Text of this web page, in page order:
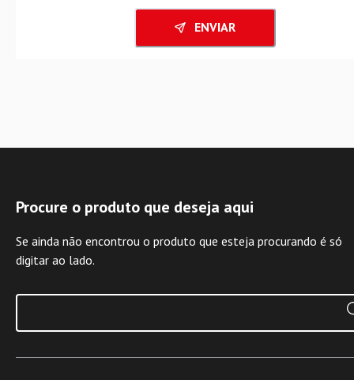
ENVIAR
Procure o produto que deseja aqui
Se ainda não encontrou o produto que esteja procurando é só
digitar ao lado.